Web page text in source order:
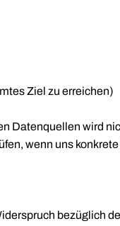
Ziel zu erreichen)
Datenquellen wird
wenn uns
bezüglich